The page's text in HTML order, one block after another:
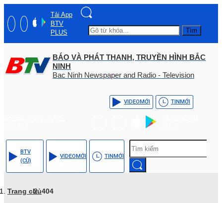
Tải App
BTV
PLUS
Tìm
BÁO VÀ PHÁT THANH, TRUYỀN HÌNH BẮC
NINH
Bac Ninh Newspaper and Radio - Television
VIDEOMỚI TINMỚI
BTV
(CŨ)
VIDEOMỚI TINMỚI
Trang chủ404